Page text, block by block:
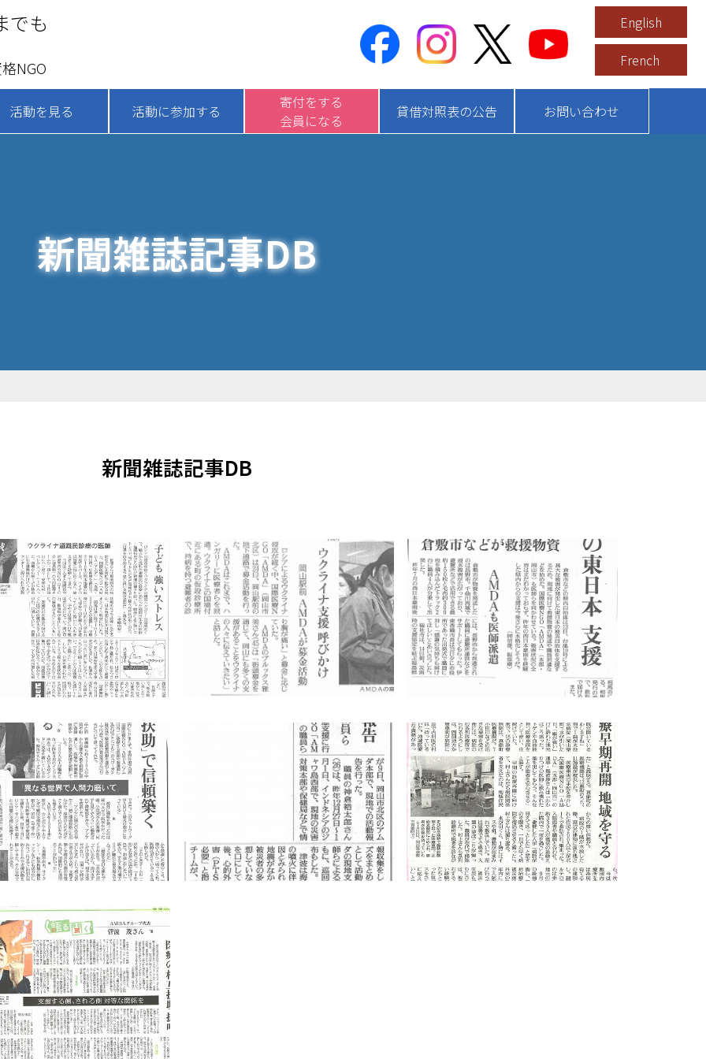
でも
NGO
English
French
活動を見る 活動に参加する
寄付をする
会員になる
貸借対照表の公告 お問い合わせ
新聞雑誌記事DB
新聞雑誌記事DB